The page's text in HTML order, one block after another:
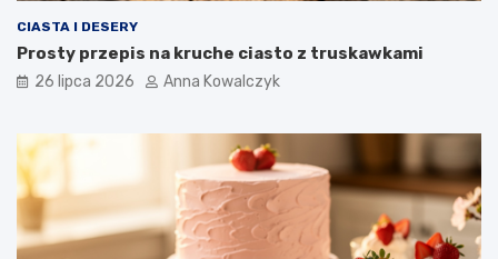
CIASTA I DESERY
Prosty przepis na kruche ciasto z truskawkami
26 lipca 2026 Anna Kowalczyk